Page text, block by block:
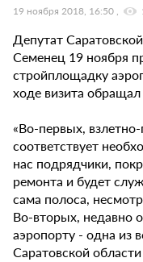
19 ноября 2018, 16:50
Депутат
Семенец 19 ноября
стройплощадку
ходе визита
«Во-первых,
соответствует
нас подрядчики,
ремонта и будет
сама полоса,
Во-вторых, недавно
аэропорту - одна из
Саратовской